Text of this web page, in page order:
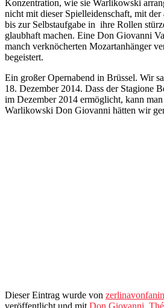
Konzentration, wie sie Warlikowski
nicht mit dieser Spielleidenschaft, mit der
bis zur Selbstaufgabe in ihre Rollen
glaubhaft machen. Eine Don Giovanni
manch verknöcherten Mozartanhänger
begeistert.
Ein großer Opernabend in Brüssel. Wir
18. Dezember 2014. Dass der Stagione
im Dezember 2014 ermöglicht, kann
Warlikowski Don Giovanni hätten wir
Dieser Eintrag wurde von
veröffentlicht und mit Don Giovanni